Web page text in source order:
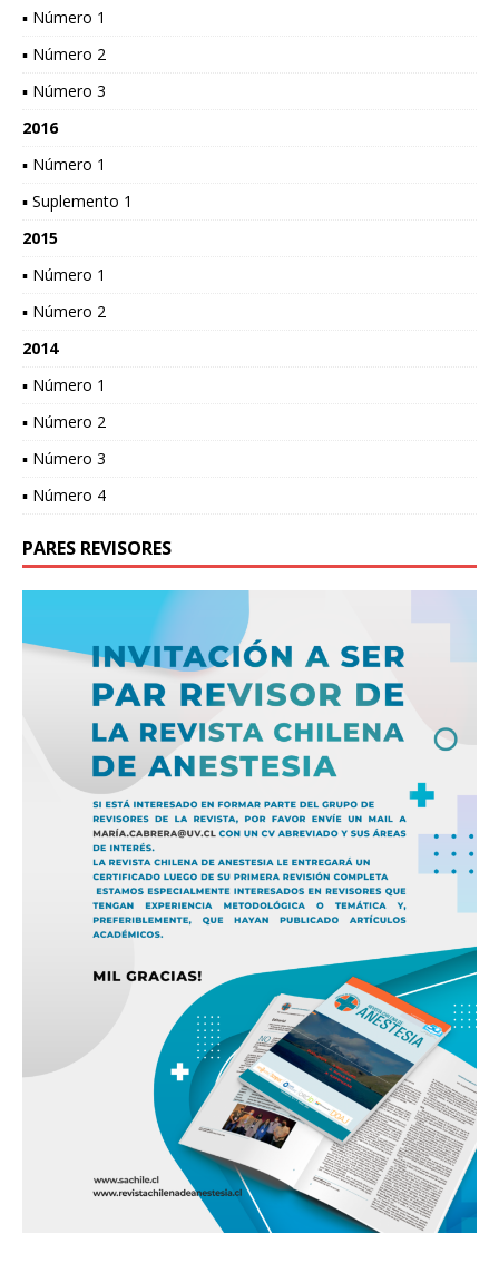
▪ Número 1
▪ Número 2
▪ Número 3
2016
▪ Número 1
▪ Suplemento 1
2015
▪ Número 1
▪ Número 2
2014
▪ Número 1
▪ Número 2
▪ Número 3
▪ Número 4
PARES REVISORES